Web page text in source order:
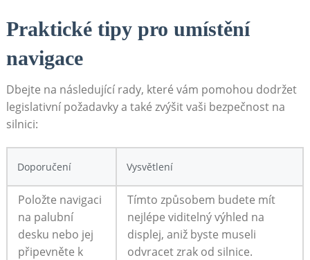
Praktické tipy pro ⁣umístění
navigace
Dbejte na ⁣následující rady, které vám pomohou dodržet
legislativní požadavky a také zvýšit vaši bezpečnost na
silnici:
Doporučení Vysvětlení
Položte navigaci
na palubní
desku⁤ nebo jej‌
připevněte k
Tímto způsobem budete mít
nejlépe viditelný výhled na
displej, aniž byste museli
odvracet⁢ zrak od silnice.